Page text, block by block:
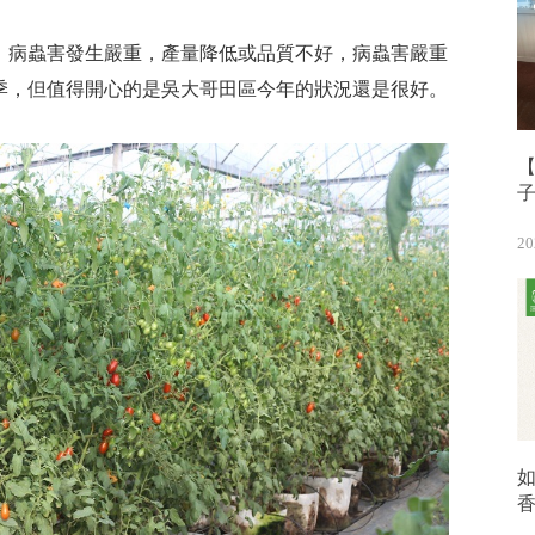
蟲害發生嚴重，產量降低或品質不好，病蟲害嚴重
但值得開心的是吳大哥田區今年的狀況還是很好。